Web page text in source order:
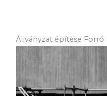
Állványzat építése Forró